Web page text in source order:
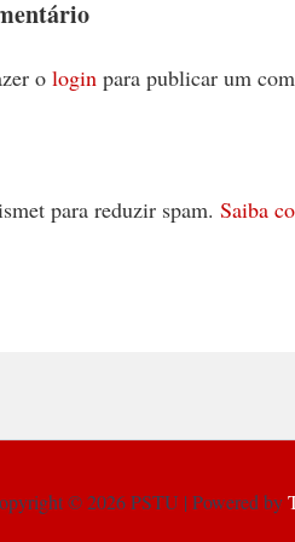
o login para publicar um
para reduzir spam. Saiba
© 2026 PSTU | Powered by